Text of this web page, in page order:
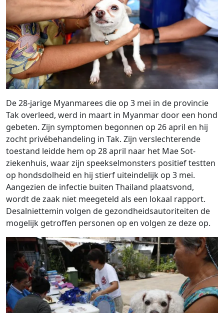
De 28-jarige Myanmarees die op 3 mei in de provincie
Tak overleed, werd in maart in Myanmar door een hond
gebeten. Zijn symptomen begonnen op 26 april en hij
zocht privébehandeling in Tak. Zijn verslechterende
toestand leidde hem op 28 april naar het Mae Sot-
ziekenhuis, waar zijn speekselmonsters positief testten
op hondsdolheid en hij stierf uiteindelijk op 3 mei.
Aangezien de infectie buiten Thailand plaatsvond,
wordt de zaak niet meegeteld als een lokaal rapport.
Desalniettemin volgen de gezondheidsautoriteiten de
mogelijk getroffen personen op en volgen ze deze op.